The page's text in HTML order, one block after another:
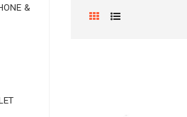
&